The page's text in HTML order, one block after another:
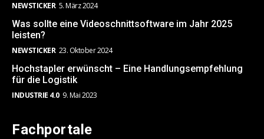
NEWSTICKER 5. März 2024
Was sollte eine Videoschnittsoftware im Jahr 2025
leisten?
NEWSTICKER 23. Oktober 2024
Hochstapler erwünscht – Eine Handlungsempfehlung
für die Logistik
INDUSTRIE 4.0 9. Mai 2023
Fachportale